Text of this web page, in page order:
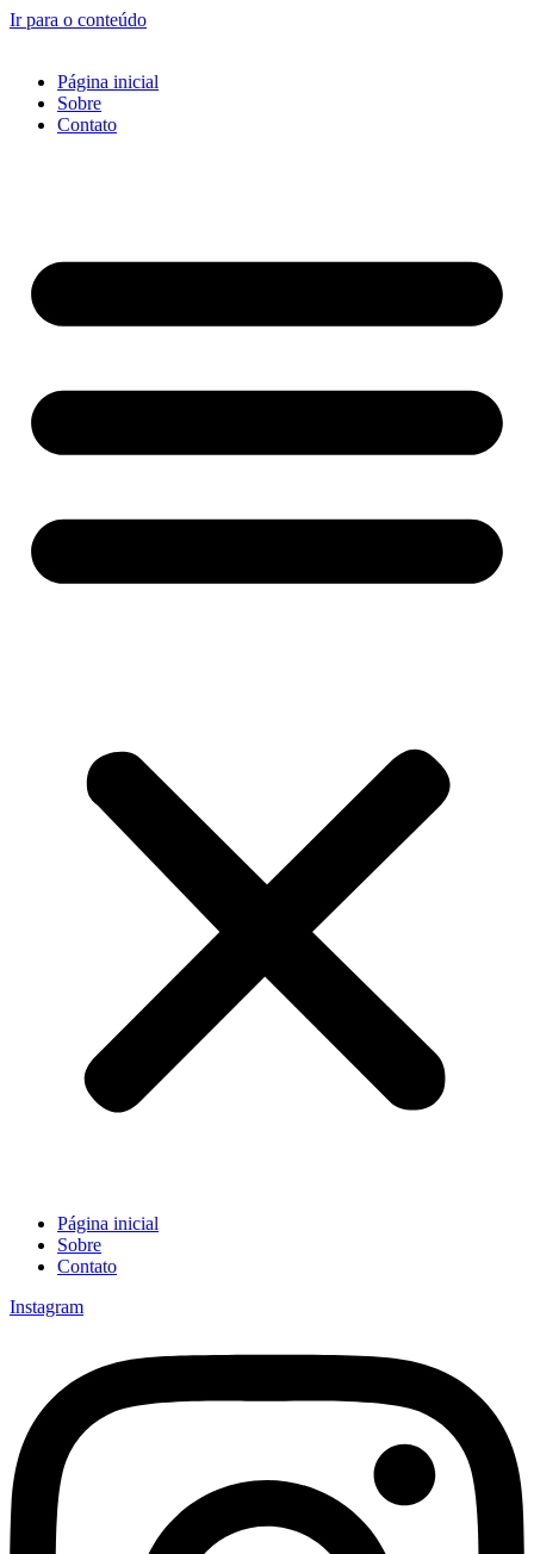
Ir para o conteúdo
Página inicial
Sobre
Contato
Página inicial
Sobre
Contato
Instagram